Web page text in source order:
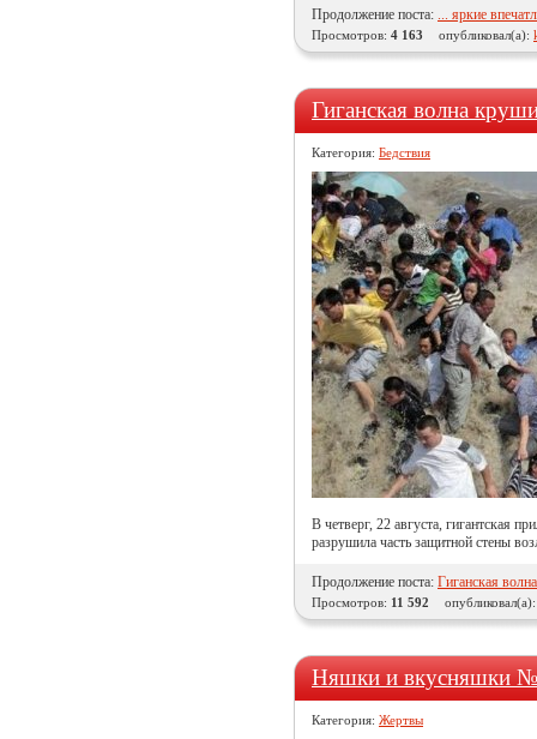
Продолжение поста: ... яркие
Просмотров: 4 163 опубликовал(а):
Гиганская волна
Категория: Бедствия
В четверг, 22 августа, гигантская
разрушила часть защитной стены
Продолжение поста: Гиганская
Просмотров: 11 592
Няшки и вкусняшки
Категория: Жертвы